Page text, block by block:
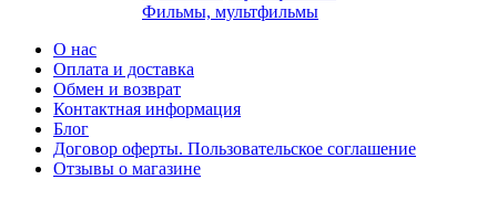
Фильмы, мультфильмы
О нас
Оплата и доставка
Обмен и возврат
Контактная информация
Блог
Договор оферты. Пользовательское соглашение
Отзывы о магазине